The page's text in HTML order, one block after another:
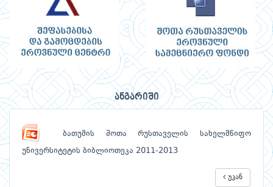
ანგარიში
ბათუმის შოთა რუსთაველის სახელმწიფო
უნივერსიტეტის ბიბლიოთეკა 2011-2013
უკან